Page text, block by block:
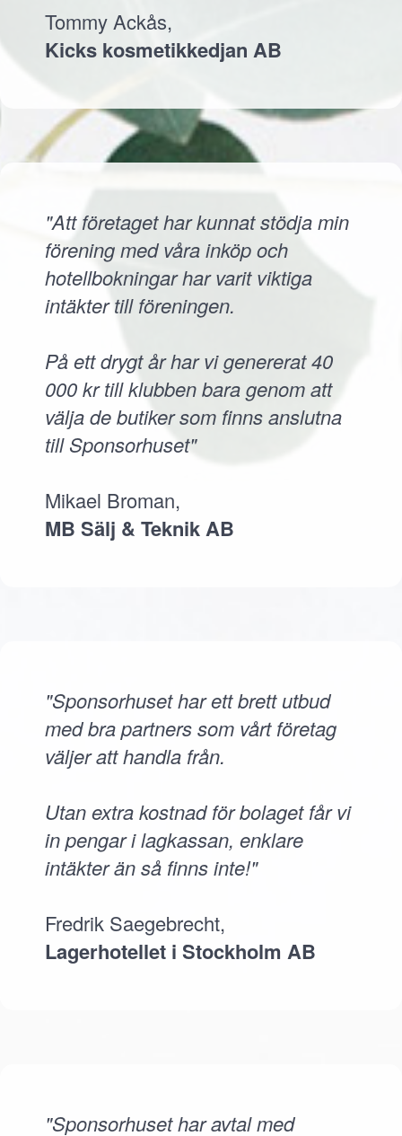
Tommy Ackås,
Kicks kosmetikkedjan AB
"Att företaget har kunnat stödja min
förening med våra inköp och
hotellbokningar har varit viktiga
intäkter till föreningen.
På ett drygt år har vi genererat 40
000 kr till klubben bara genom att
välja de butiker som finns anslutna
till Sponsorhuset"
Mikael Broman,
MB Sälj & Teknik AB
"Sponsorhuset har ett brett utbud
med bra partners som vårt företag
väljer att handla från.
Utan extra kostnad för bolaget får vi
in pengar i lagkassan, enklare
intäkter än så finns inte!"
Fredrik Saegebrecht,
Lagerhotellet i Stockholm AB
"Sponsorhuset har avtal med